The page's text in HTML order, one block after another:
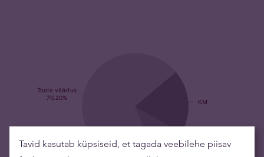
Tavid kasutab küpsiseid, et tagada veebilehe piisav